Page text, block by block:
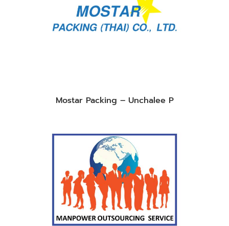
Mostar Packing – Unchalee P